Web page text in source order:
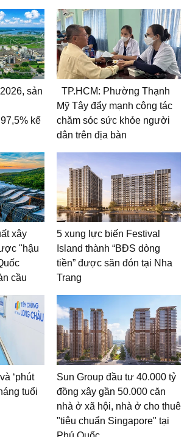
sản
kế
TP.HCM: Phường Thạnh
Mỹ Tây đẩy mạnh công tác
chăm sóc sức khỏe người
dân trên địa bàn
xây
"hậu
cầu
5 xung lực biến Festival
Island thành “BĐS dòng
tiền” được săn đón tại Nha
Trang
‘phút
tuổi
Sun Group đầu tư 40.000 tỷ
đồng xây gần 50.000 căn
nhà ở xã hội, nhà ở cho thuê
"tiêu chuẩn Singapore" tại